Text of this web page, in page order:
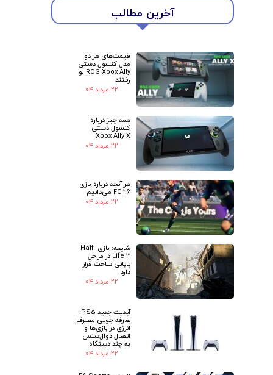
★ آخرین مطالب
قیمت‌های هر دو
مدل کنسول دستی
ROG Xbox Ally لو
رفتند
۲۲ مرداد ۰۴
همه چیز درباره
کنسول دستی
Xbox Ally X
۲۲ مرداد ۰۴
هر آنچه درباره بازی
FC 26 می‌دانیم
۲۲ مرداد ۰۴
شایعه: بازی Half-
Life 3 در مراحل
پایانی ساخت قرار
دارد
۲۲ مرداد ۰۴
آپدیت جدید PS5:
صرفه جویی مصرف
انرژی در بازی‌ها و
اتصال دوال‌سنس
به چند دستگاه
۲۲ مرداد ۰۴